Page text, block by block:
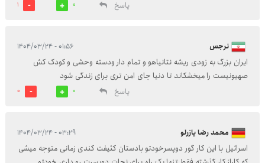
پاسخ 0
1
نرجس ۰۱:۵۶ - ۱۴۰۴/۰۳/۲۴
ایران بزرگ به زودی ریشه نتانیاهو و تمام دار ودسته وحشی و کودک کش
صهیونیست را میخشکاند تا دنیا جای امن تری برای زندگی شود
پاسخ
0
0
محمد رضا یازرلو ۰۳:۲۹ - ۱۴۰۴/۰۳/۲۴
اسرائیل با این کار گور دوپسرخودتو بادستان کثیفت کندی زمانی متوجه میشی